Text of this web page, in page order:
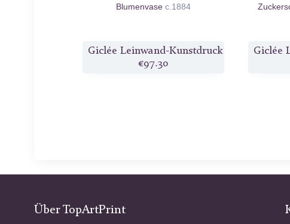
Blumenvase c.1884
Giclée Leinwand-Kunstdruck
€97.30
Giclée
Über TopArtPrint